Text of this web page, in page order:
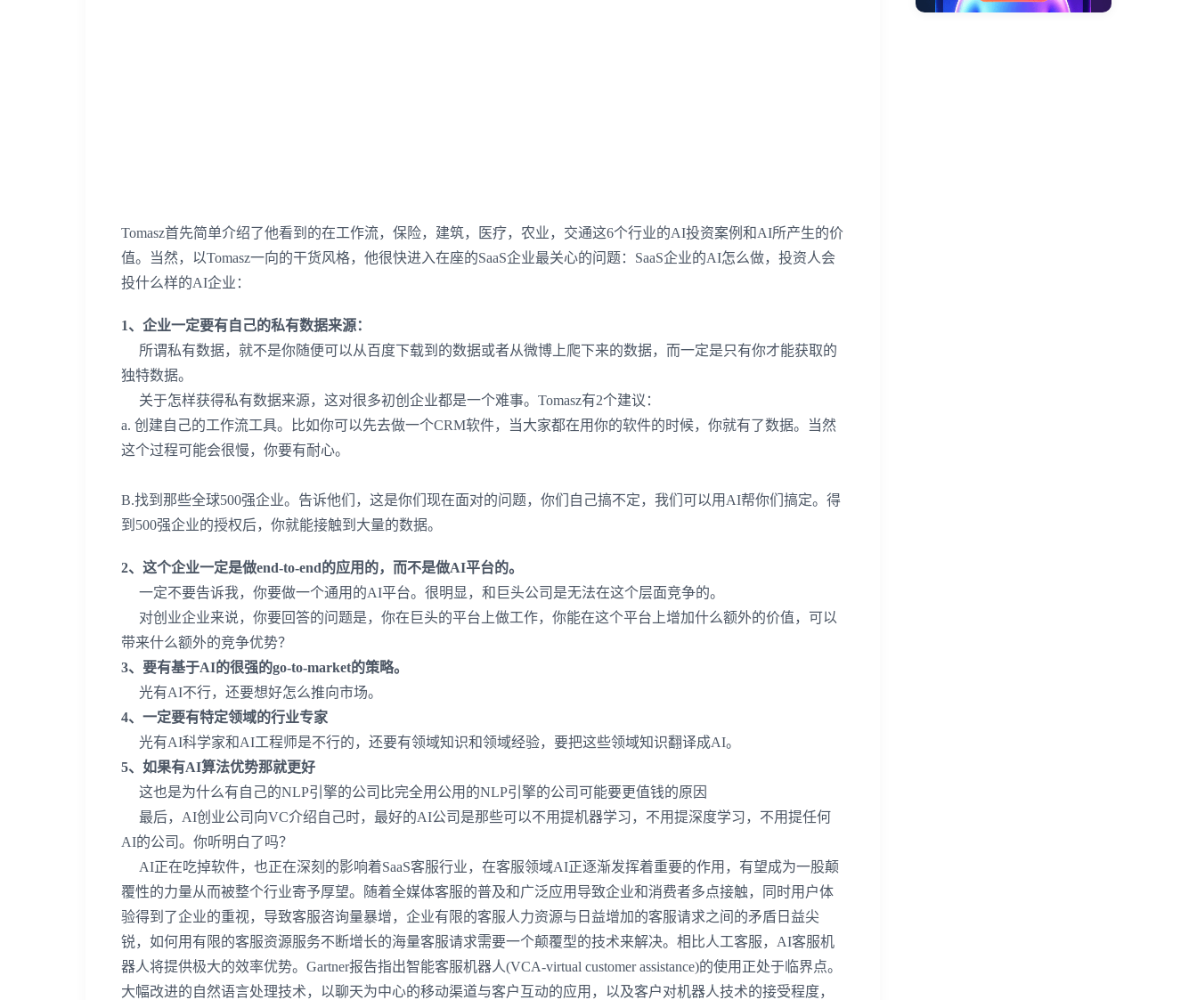
Tomasz首先简单介绍了他看到的在工作流，保险，建筑，医疗，农业，交通这6个行业的AI投资案例和AI所产生的价
值。当然，以Tomasz一向的干货风格，他很快进入在座的SaaS企业最关心的问题： SaaS企业的AI怎么做，投资人会
投什么样的AI企业：
1、企业一定要有自己的私有数据来源：
所谓私有数据，就不是你随便可以从百度下载到的数据或者从微博上爬下来的数据，而一定是只有你才能获取的
独特数据。
关于怎样获得私有数据来源，这对很多初创企业都是一个难事。 Tomasz有2个建议：
a. 创建自己的工作流工具。比如你可以先去做一个CRM软件，当大家都在用你的软件的时候，你就有了数据。当然
这个过程可能会很慢，你要有耐心。
B.找到那些全球500强企业。告诉他们，这是你们现在面对的问题，你们自己搞不定，我们可以用 AI帮你们搞定。得
到 500强企业的授权后，你就能接触到大量的数据。
2、这个企业一定是做end-to-end的应用的，而不是做AI平台的。
一定不要告诉我，你要做一个通用的AI平台。很明显，和巨头公司是无法在这个层面竞争的。
对创业企业来说，你要回答的问题是，你在巨头的平台上做工作，你能在这个平台上增加什么额外的价值，可以
带来什么额外的竞争优势？
3、要有基于AI的很强的go-to-market的策略。
光有AI不行，还要想好怎么推向市场。
4、一定要有特定领域的行业专家
光有AI科学家和AI工程师是不行的，还要有领域知识和领域经验，要把这些领域知识翻译成AI。
5、如果有AI算法优势那就更好
这也是为什么有自己的NLP引擎的公司比完全用公用的NLP引擎的公司可能要更值钱的原因
最后， AI创业公司向VC介绍自己时，最好的AI公司是那些可以不用提机器学习，不用提深度学习，不用提任何
AI的公司。你听明白了吗？
AI正在吃掉软件，也正在深刻的影响着SaaS客服行业，在客服领域AI正逐渐发挥着重要的作用，有望成为一股颠
覆性的力量从而被整个行业寄予厚望。随着全媒体客服的普及和广泛应用导致企业和消费者多点接触，同时用户体
验得到了企业的重视，导致客服咨询量暴增，企业有限的客服人力资源与日益增加的客服请求之间的矛盾日益尖
锐，如何用有限的客服资源服务不断增长的海量客服请求需要一个颠覆型的技术来解决。相比人工客服， AI客服机
器人将提供极大的效率优势。 Gartner报告指出智能客服机器人(VCA-virtual customer assistance)的使用正处于临界点。
大幅改进的自然语言处理技术，以聊天为中心的移动渠道与客户互动的应用，以及客户对机器人技术的接受程度，
提交
不了，谢谢